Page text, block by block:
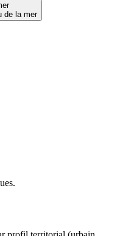
de la mer